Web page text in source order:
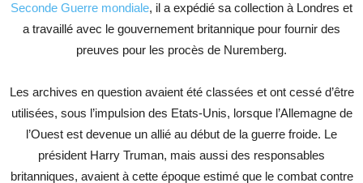
Seconde Guerre mondiale, il a expédié sa collection à Londres et
a travaillé avec le gouvernement britannique pour fournir des
preuves pour les procès de Nuremberg.
Les archives en question avaient été classées et ont cessé d’être
utilisées, sous l’impulsion des Etats-Unis, lorsque l’Allemagne de
l’Ouest est devenue un allié au début de la guerre froide. Le
président Harry Truman, mais aussi des responsables
britanniques, avaient à cette époque estimé que le combat contre